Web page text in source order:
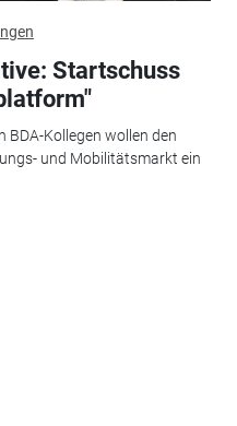
Startschuss
BDA-Kollegen wollen den
und Mobilitätsmarkt ein